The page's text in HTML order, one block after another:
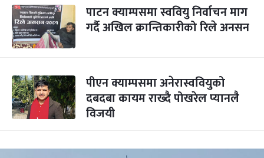
पाटन क्याम्पसमा स्ववियु निर्वाचन माग
गर्दै अखिल क्रान्तिकारीको रिले अनसन
पीएन क्याम्पसमा अनेरास्ववियुको
दबदबा कायम राख्दै पोखरेल प्यानलै
विजयी